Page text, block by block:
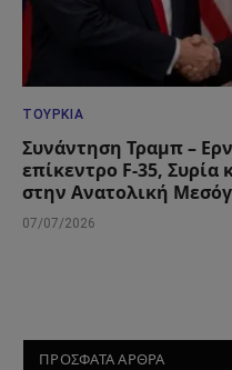
ΤΟΥΡΚΊΑ
Συνάντηση Τραμπ –
επίκεντρο F-35, Συρία
στην Ανατολική
07/07/2026
ΠΡΟΣΦΑΤΑ ΑΡΘΡΑ